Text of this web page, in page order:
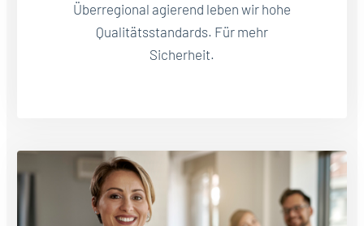
Überregional agierend leben wir hohe
Qualitätsstandards. Für mehr
Sicherheit.